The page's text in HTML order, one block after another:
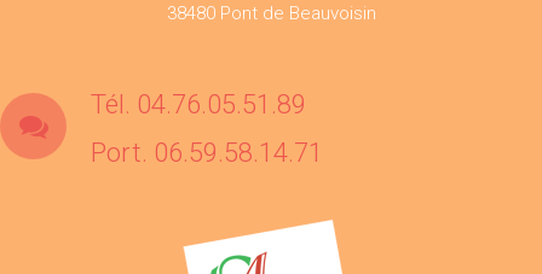
38480 Pont de Beauvoisin
Tél. 04.76.05.51.89
Port. 06.59.58.14.71